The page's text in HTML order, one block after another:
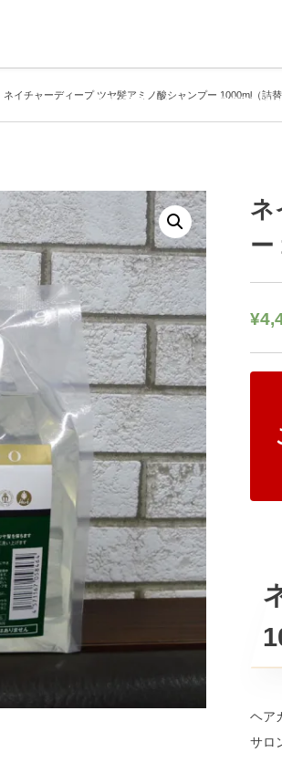
インターネット通信販売サイト 特定商取引法
ネイチャーディープ ツヤ髪アミノ酸シャンプー 1000ml（詰
ネ
ー
¥
ヘア
サロ